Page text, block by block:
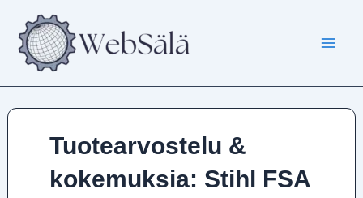
sisältöön
Tuotearvostelu &
kokemuksia: Stihl FSA